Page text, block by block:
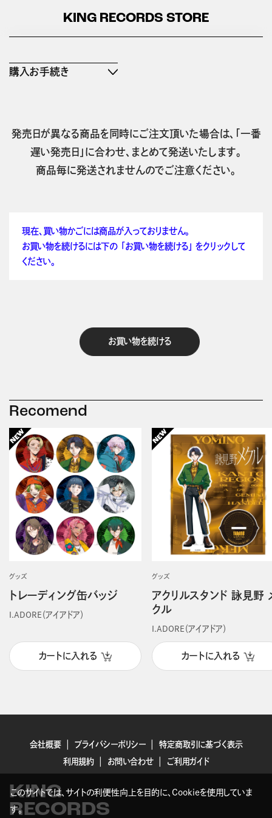
KING RECORDS STORE
購入お手続き
発売日が異なる商品を同時にご注文頂いた場合は、「一番
遅い発売日」に合わせ、まとめて発送いたします。
商品毎に発送されませんのでご注意ください。
現在、買い物かごには商品が入っておりません。
お買い物を続けるには下の 「お買い物を続ける」 をクリックして
ください。
お買い物を続ける
Recomend
グッズ
トレーディング缶バッジ
I.ADORE（アイアドア）
カートに入れる
グッズ
アクリルスタンド 詠見野
クル
I.ADORE（アイアドア）
カートに入れる
会社概要 プライバシーポリシー
特定商取引に基づく表示
利用規約
お問い合わせ ご利用ガイド
KING
RECORDS
このサイトでは、サイトの利便性向上を目的に、Cookieを使用していま
す。